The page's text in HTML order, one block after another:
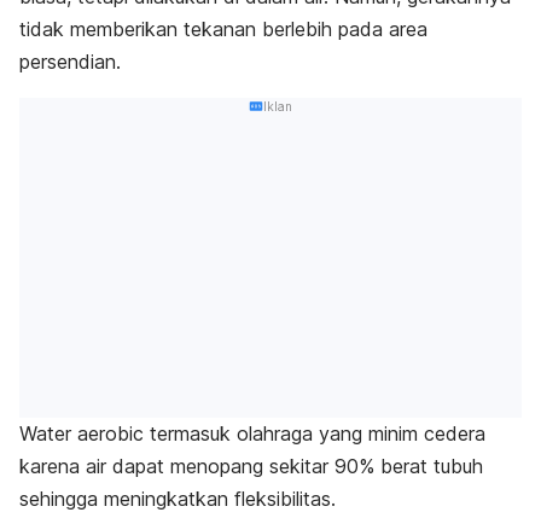
tidak memberikan tekanan berlebih pada area
persendian.
Iklan
Water aerobic termasuk olahraga yang minim cedera
karena air dapat menopang sekitar 90% berat tubuh
sehingga meningkatkan fleksibilitas.